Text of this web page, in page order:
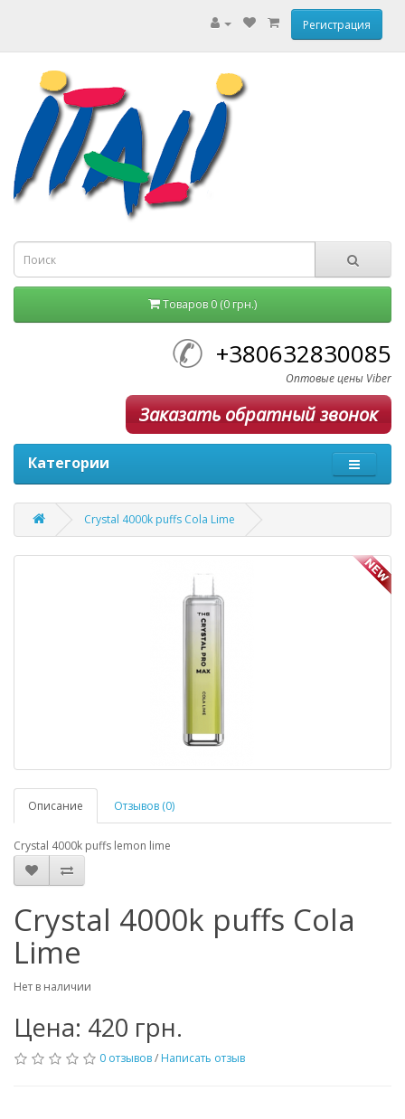
Регистрация
Товаров 0 (0 грн.)
+380632830085
Оптовые цены Viber
Заказать обратный звонок
Категории
Crystal 4000k puffs Cola Lime
Описание Отзывов (0)
Crystal 4000k puffs lemon lime
Crystal 4000k puffs Cola
Lime
Нет в наличии
Цена: 420 грн.
0 отзывов/ Написать отзыв